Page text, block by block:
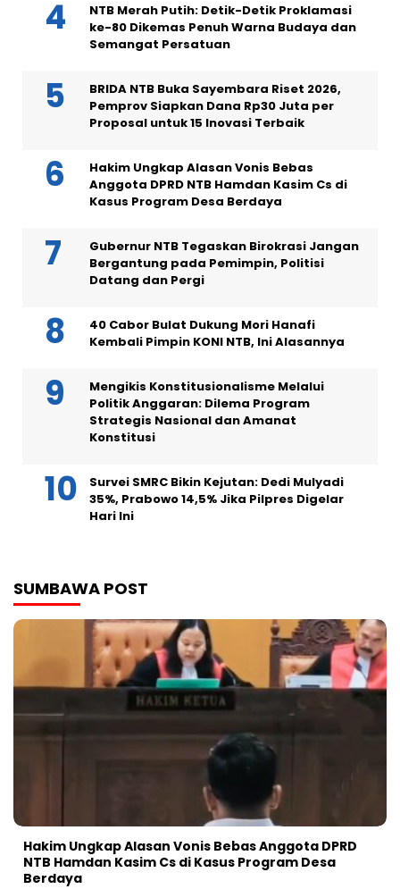
NTB Merah Putih: Detik-Detik Proklamasi
ke-80 Dikemas Penuh Warna Budaya dan
Semangat Persatuan
BRIDA NTB Buka Sayembara Riset 2026,
Pemprov Siapkan Dana Rp30 Juta per
Proposal untuk 15 Inovasi Terbaik
Hakim Ungkap Alasan Vonis Bebas
Anggota DPRD NTB Hamdan Kasim Cs di
Kasus Program Desa Berdaya
Gubernur NTB Tegaskan Birokrasi Jangan
Bergantung pada Pemimpin, Politisi
Datang dan Pergi
40 Cabor Bulat Dukung Mori Hanafi
Kembali Pimpin KONI NTB, Ini Alasannya
Mengikis Konstitusionalisme Melalui
Politik Anggaran: Dilema Program
Strategis Nasional dan Amanat
Konstitusi
Survei SMRC Bikin Kejutan: Dedi Mulyadi
35%, Prabowo 14,5% Jika Pilpres Digelar
Hari Ini
SUMBAWA POST
Hakim Ungkap Alasan Vonis Bebas Anggota DPRD
NTB Hamdan Kasim Cs di Kasus Program Desa
Berdaya